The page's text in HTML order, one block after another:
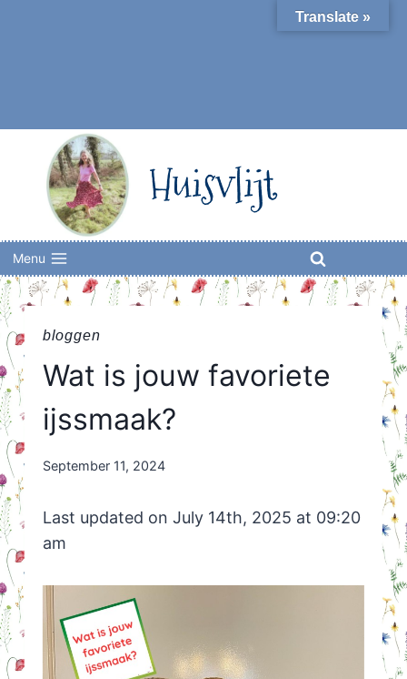
Huisvlijt
Menu
bloggen
Wat is jouw favoriete
ijssmaak?
By
September 11, 2024
Last updated on July 14th, 2025 at 09:20
am
Translate »